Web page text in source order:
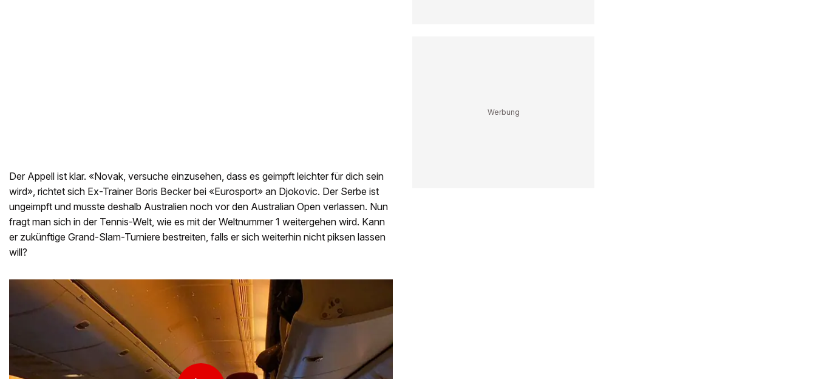
Der Appell ist klar. «Novak, versuche einzusehen, dass es geimpft leichter für dich sein
wird», richtet sich Ex-Trainer Boris Becker bei «Eurosport» an Djokovic. Der Serbe ist
ungeimpft und musste deshalb Australien noch vor den Australian Open verlassen. Nun
fragt man sich in der Tennis-Welt, wie es mit der Weltnummer 1 weitergehen wird. Kann
er zukünftige Grand-Slam-Turniere bestreiten, falls er sich weiterhin nicht piksen lassen
will?